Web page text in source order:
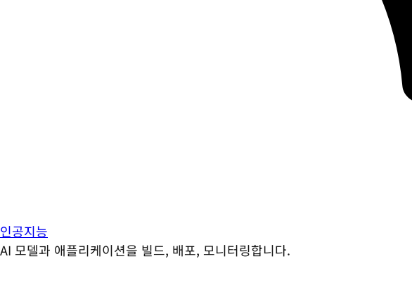
인공지능
AI 모델과 애플리케이션을 빌드, 배포, 모니터링합니다.